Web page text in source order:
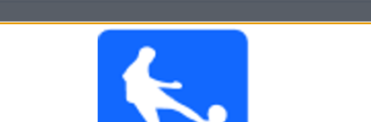
wedstrijd
WEDSTRIJDEN
6
Aaneengeschakelde